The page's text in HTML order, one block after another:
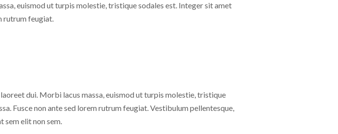
euismod ut turpis molestie, tristique sodales est. Integer sit amet
rutrum feugiat.
dui. Morbi lacus massa, euismod ut turpis molestie, tristique
Fusce non ante sed lorem rutrum feugiat. Vestibulum pellentesque,
elit non sem.